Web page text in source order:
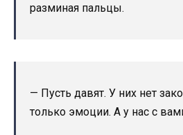
разминая пальцы.
— Пусть давят. У них нет
только эмоции. А у нас с